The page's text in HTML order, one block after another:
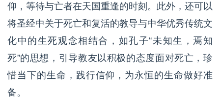
仰，等待与亡者在天国重逢的时刻。此外，还可以
将圣经中关于死亡和复活的教导与中华优秀传统文
化中的生死观念相结合，如孔子“未知生，焉知
死”的思想，引导教友以积极的态度面对死亡，珍
惜当下的生命，践行信仰，为永恒的生命做好准
备。